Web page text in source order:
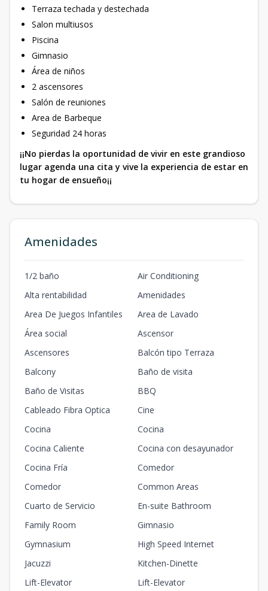
Terraza techada y destechada
Salon multiusos
Piscina
Gimnasio
Área de niños
2 ascensores
Salón de reuniones
Area de Barbeque
Seguridad 24 horas
¡¡No pierdas la oportunidad de vivir en este grandioso
lugar agenda una cita y vive la experiencia de estar en
tu hogar de ensueño¡¡
Amenidades
1/2 baño
Air Conditioning
Alta rentabilidad
Amenidades
Area De Juegos Infantiles
Area de Lavado
Área social
Ascensor
Ascensores
Balcón tipo Terraza
Balcony
Baño de visita
Baño de Visitas
BBQ
Cableado Fibra Optica
Cine
Cocina
Cocina
Cocina Caliente
Cocina con desayunador
Cocina Fría
Comedor
Comedor
Common Areas
Cuarto de Servicio
En-suite Bathroom
Family Room
Gimnasio
Gymnasium
High Speed Internet
Jacuzzi
Kitchen-Dinette
Lift-Elevator
Lift-Elevator